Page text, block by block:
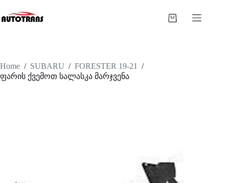
Home / SUBARU / FORESTER 19-21
/
ფარის ქვემოთ სალასკა მარჯვენა